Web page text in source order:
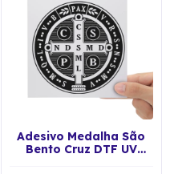
Adesivo Medalha São
Bento Cruz DTF UV